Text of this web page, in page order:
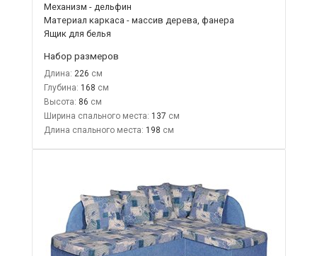
Механизм - дельфин
Материал каркаса - массив дерева, фанера
Ящик для белья
Набор размеров
Длина: 226
Глубина: 168
Высота: 86
Ширина спального места: 137
Длина спального места: 198